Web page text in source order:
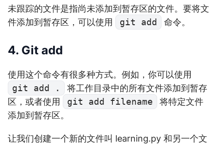
未跟踪的文件是指尚未添加到暂存区的文件。要将文
件添加到暂存区，可以使用
git add 命令。
4. Git add
使用这个命令有很多种方式。例如，你可以使用
git add .
将工作目录中的所有文件添加到暂存
区，或者使用
git add filename
将特定文件
添加到暂存区。
让我们创建一个新的文件叫 learning.py 和另一个文